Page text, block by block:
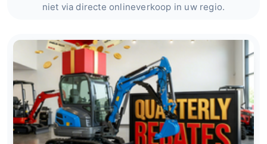
niet via directe onlineverkoop in uw regio.